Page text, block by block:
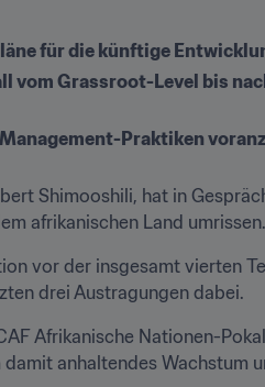
für die künftige
vom Grassroot-Level bis
Praktiken
Shimooshili, hat in
afrikanischen Land umrissen.
vor der insgesamt vierten
drei Austragungen dabei.
Afrikanische Nationen-
anhaltendes Wachstum